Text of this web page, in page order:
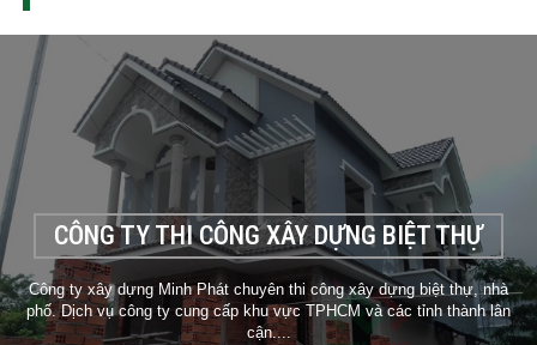
CÔNG TY THI CÔNG XÂY DỰNG BIỆT THỰ
Công ty xây dựng Minh Phát chuyên thi công xây dựng biệt thự, nhà
phố. Dịch vụ công ty cung cấp khu vực TPHCM và các tỉnh thành lân
cận....